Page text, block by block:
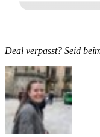
Deal verpasst? Seid